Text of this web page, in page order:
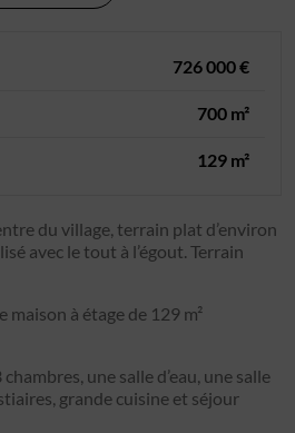
726 000 €
700 m²
129 m²
du village, terrain plat d’environ
avec le tout à l’égout. Terrain
à étage de 129 m²
une salle d’eau, une salle
grande cuisine et séjour